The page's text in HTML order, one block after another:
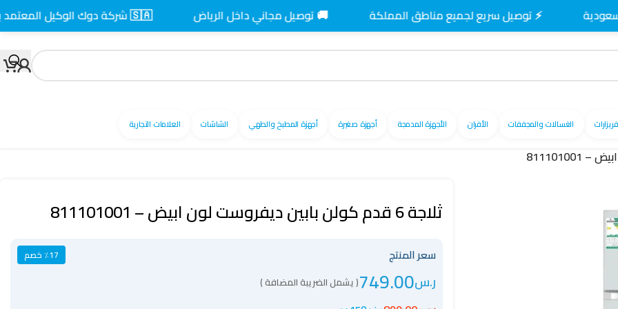
الغسالات والمجففات الأفران الأجهزة المدمجة أجهزة صغيرة أجهزة المطبخ والطهي الشاشات العلامات التجارية
ثلاجة 6 قدم كولن بابين ديفروست لون ابيض – 811101001
سعر المنتج ٪17 خصم
ر.س749.00( يشمل الضريبة المضافة )
⚡ توصيل سريع لجميع مناطق المملكة 🚚 توصيل مجاني داخل الرياض